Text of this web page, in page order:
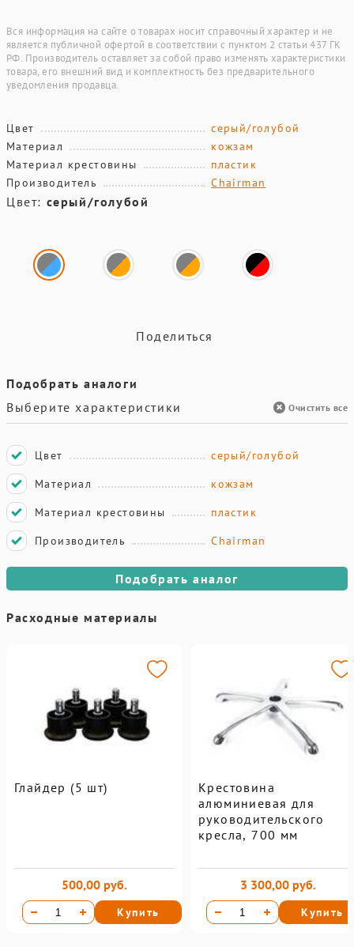
Вся информация на сайте о товарах носит справочный характер и не
является публичной офертой в соответствии с пунктом 2 статьи 437 ГК
РФ. Производитель оставляет за собой право изменять характеристики
товара, его внешний вид и комплектность без предварительного
уведомления продавца.
Цвет
серый/голубой
Материал
кожзам
Материал крестовины
пластик
Производитель
Chairman
Цвет: серый/голубой
Поделиться
Подобрать аналоги
Выберите характеристики
Очистить все
Цвет
серый/голубой
Материал
кожзам
Материал крестовины
пластик
Производитель
Chairman
Подобрать аналог
Расходные материалы
Глайдер (5 шт)
500,00 руб.
Купить
Крестовина
алюминиевая для
руководительского
кресла, 700 мм
3 300,00 руб.
Купить